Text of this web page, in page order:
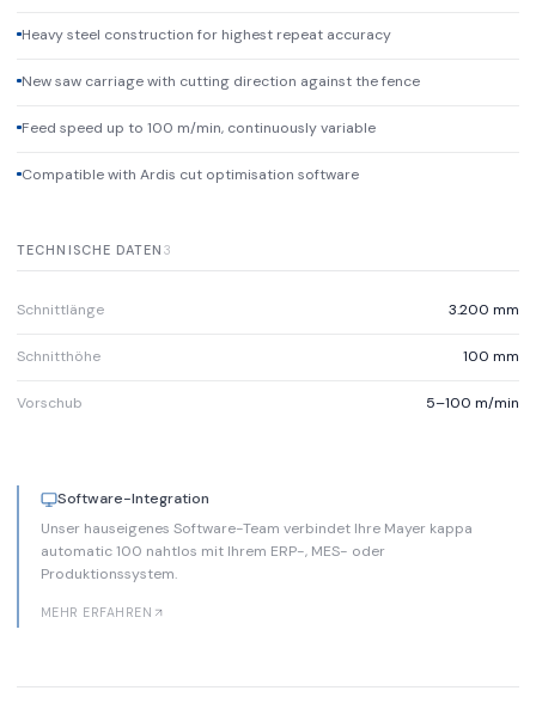
Heavy steel construction for highest repeat accuracy
New saw carriage with cutting direction against the fence
Feed speed up to 100 m/min, continuously variable
Compatible with Ardis cut optimisation software
TECHNISCHE DATEN 3
Schnittlänge 3.200 mm
Schnitthöhe 100 mm
Vorschub 5–100 m/min
Software-Integration
Unser hauseigenes Software-Team verbindet Ihre Mayer kappa
automatic 100 nahtlos mit Ihrem ERP-, MES- oder
Produktionssystem.
MEHR ERFAHREN